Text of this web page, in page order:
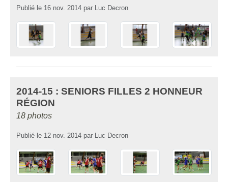
Publié le 16 nov. 2014 par Luc Decron
2014-15 : SENIORS FILLES 2 HONNEUR
RÉGION
18 photos
Publié le 12 nov. 2014 par Luc Decron